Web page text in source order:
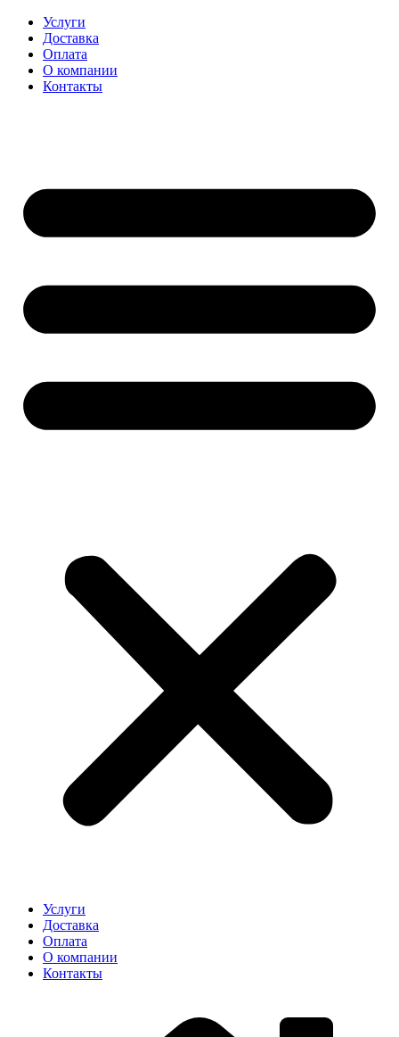
Перейти
содержимому
Услуги
Доставка
Оплата
О компании
Контакты
Услуги
Доставка
Оплата
О компании
Контакты